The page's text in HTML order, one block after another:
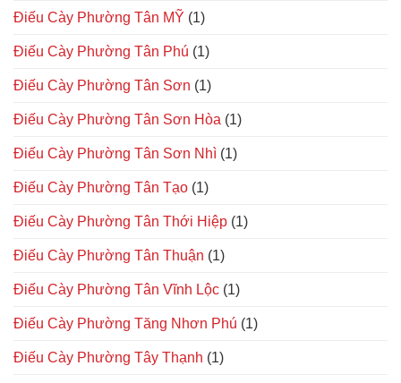
Điếu Cày Phường Tân MỸ (1)
Điếu Cày Phường Tân Phú (1)
Điếu Cày Phường Tân Sơn (1)
Điếu Cày Phường Tân Sơn Hòa (1)
Điếu Cày Phường Tân Sơn Nhì (1)
Điếu Cày Phường Tân Tạo (1)
Điếu Cày Phường Tân Thới Hiệp (1)
Điếu Cày Phường Tân Thuận (1)
Điếu Cày Phường Tân Vĩnh Lộc (1)
Điếu Cày Phường Tăng Nhơn Phú (1)
Điếu Cày Phường Tây Thạnh (1)